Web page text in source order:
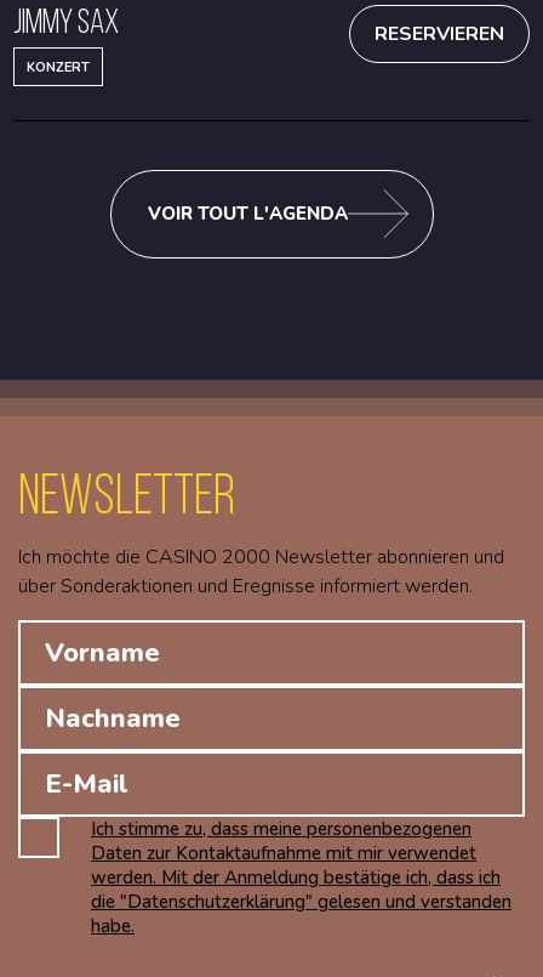
Jimmy Sax
KONZERT
RESERVIEREN
VOIR TOUT L'AGENDA
Newsletter
Ich möchte die CASINO 2000 Newsletter abonnieren und
über Sonderaktionen und Eregnisse informiert werden.
Ich stimme zu, dass meine personenbezogenen
Daten zur Kontaktaufnahme mit mir verwendet
werden. Mit der Anmeldung bestätige ich, dass ich
die "Datenschutzerklärung" gelesen und verstanden
habe.